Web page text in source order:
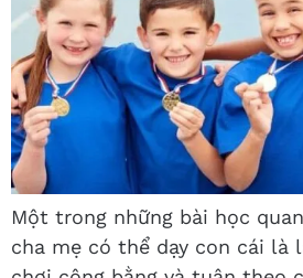
Một trong những bài học
cha mẹ có thể dạy con cái là